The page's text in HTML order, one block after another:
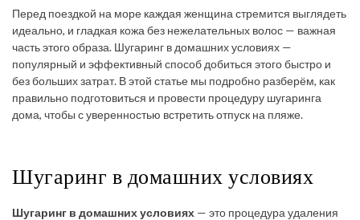
Перед поездкой на море каждая женщина стремится выглядеть
идеально, и гладкая кожа без нежелательных волос — важная
часть этого образа. Шугаринг в домашних условиях —
популярный и эффективный способ добиться этого быстро и
без больших затрат. В этой статье мы подробно разберём, как
правильно подготовиться и провести процедуру шугаринга
дома, чтобы с уверенностью встретить отпуск на пляже.
Шугаринг в домашних условиях
Шугаринг в домашних условиях — это процедура удаления